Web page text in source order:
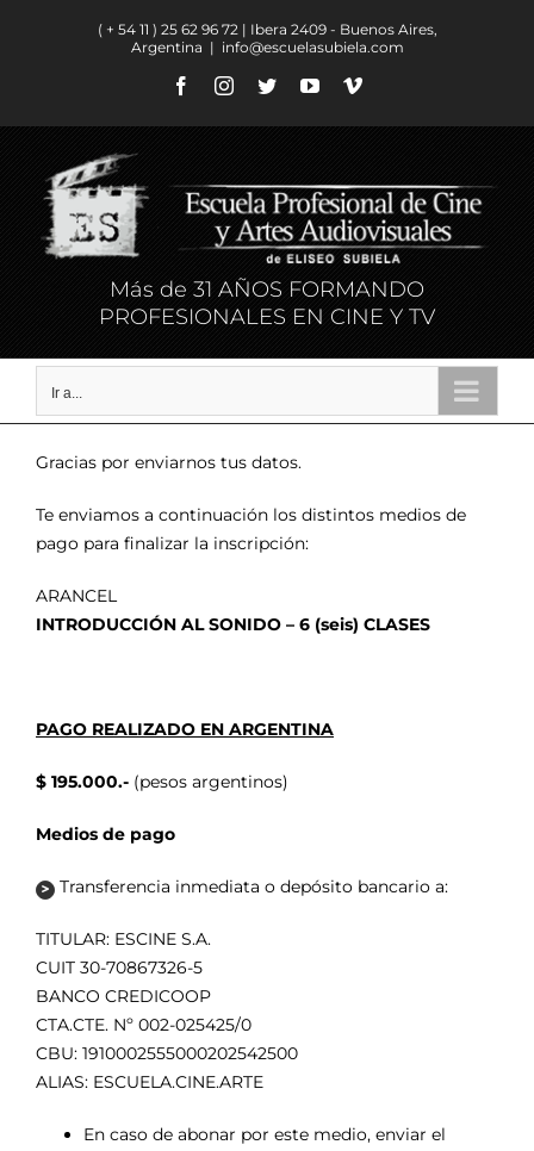
( + 54 11 ) ​25 62 96 72 | Ibera 2409 - Buenos Aires,
Argentina | info@escuelasubiela.com
FacebookInstagram
TwitterYouTubeVimeo
Más de 31 AÑOS FORMANDO
PROFESIONALES EN CINE Y TV
Ir a...
Gracias por enviarnos tus datos.
Te enviamos a continuación los distintos medios de
pago para finalizar la inscripción:
ARANCEL
INTRODUCCIÓN AL SONIDO – 6 (seis) CLASES
PAGO REALIZADO EN ARGENTINA
$ 195.000.- (pesos argentinos)
Medios de pago
Transferencia inmediata o depósito bancario a:
TITULAR: ESCINE S.A.
CUIT 30-70867326-5
BANCO CREDICOOP
CTA.CTE. Nº 002-025425/0
CBU: 1910002555000202542500
ALIAS: ESCUELA.CINE.ARTE
En caso de abonar por este medio, enviar el